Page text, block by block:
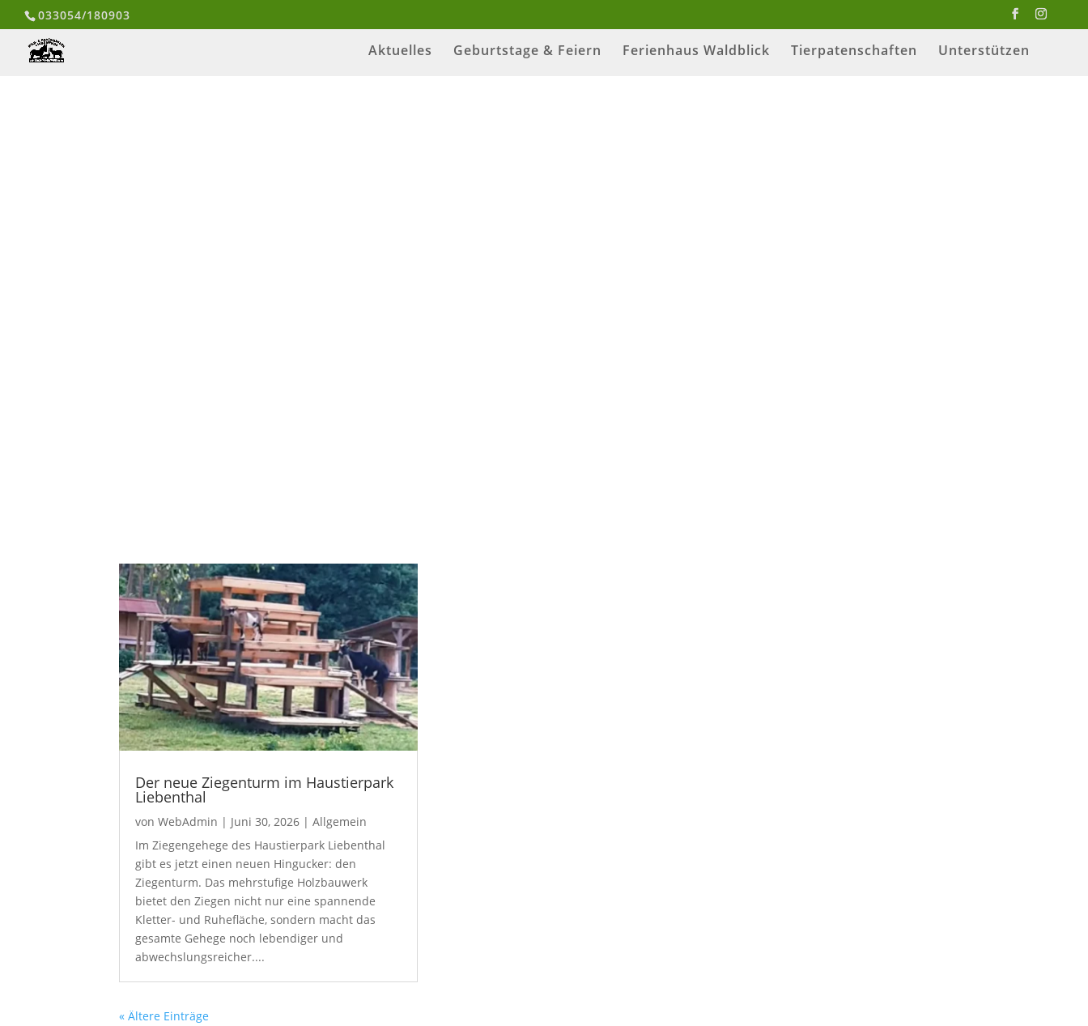
033054/180903
Aktuelles Geburtstage & Feiern Ferienhaus Waldblick Tierpatenschaften Unterstützen
Der neue Ziegenturm im Haustierpark
Liebenthal
vonWebAdmin | Juni 30, 2026 |Allgemein
Im Ziegengehege des Haustierpark Liebenthal
gibt es jetzt einen neuen Hingucker: den
Ziegenturm. Das mehrstufige Holzbauwerk
bietet den Ziegen nicht nur eine spannende
Kletter- und Ruhefläche, sondern macht das
gesamte Gehege noch lebendiger und
abwechslungsreicher....
« Ältere Einträge